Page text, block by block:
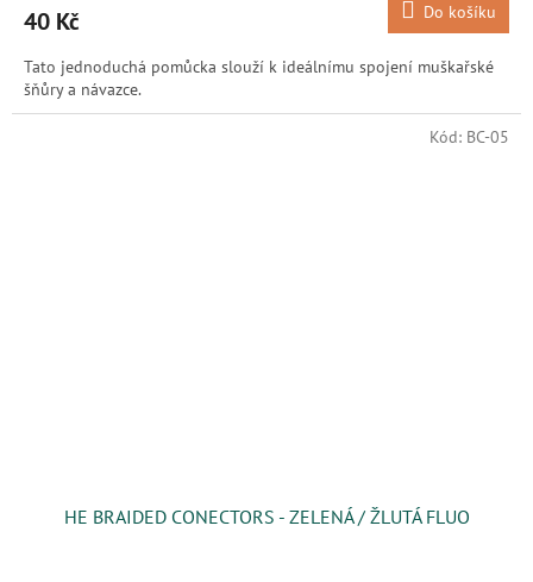
40 Kč Do košíku
Tato jednoduchá pomůcka slouží k ideálnímu spojení muškařské
šňůry a návazce.
HE BRAIDED CONECTORS - ZELENÁ / ŽLUTÁ FLUO
Kód: BC-05